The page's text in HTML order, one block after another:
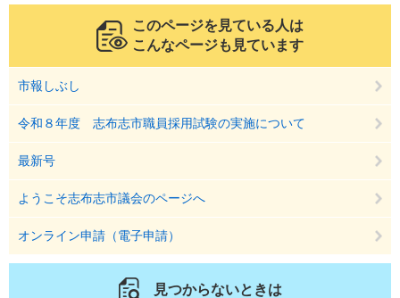
このページを見ている人は
こんなページも見ています
市報しぶし
令和８年度 志布志市職員採用試験の実施について
最新号
ようこそ志布志市議会のページへ
オンライン申請（電子申請）
見つからないときは